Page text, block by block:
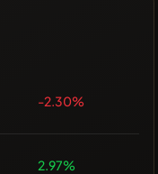
-2.30%
2.97%